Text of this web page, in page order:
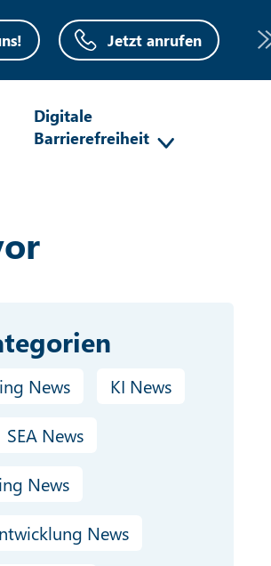
Jetzt anrufen
Digitale
Barrierefreiheit
News KI News
SEA News
News
News